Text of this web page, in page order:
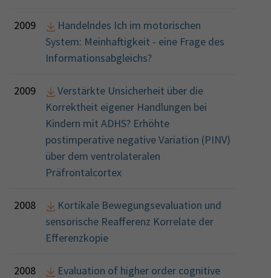
2009
Handelndes Ich im motorischen
System: Meinhaftigkeit - eine Frage des
Informationsabgleichs?
2009
Verstärkte Unsicherheit über die
Korrektheit eigener Handlungen bei
Kindern mit ADHS? Erhöhte
postimperative negative Variation (PINV)
über dem ventrolateralen
Präfrontalcortex
2008
Kortikale Bewegungsevaluation und
sensorische Reafferenz Korrelate der
Efferenzkopie
2008
Evaluation of higher order cognitive